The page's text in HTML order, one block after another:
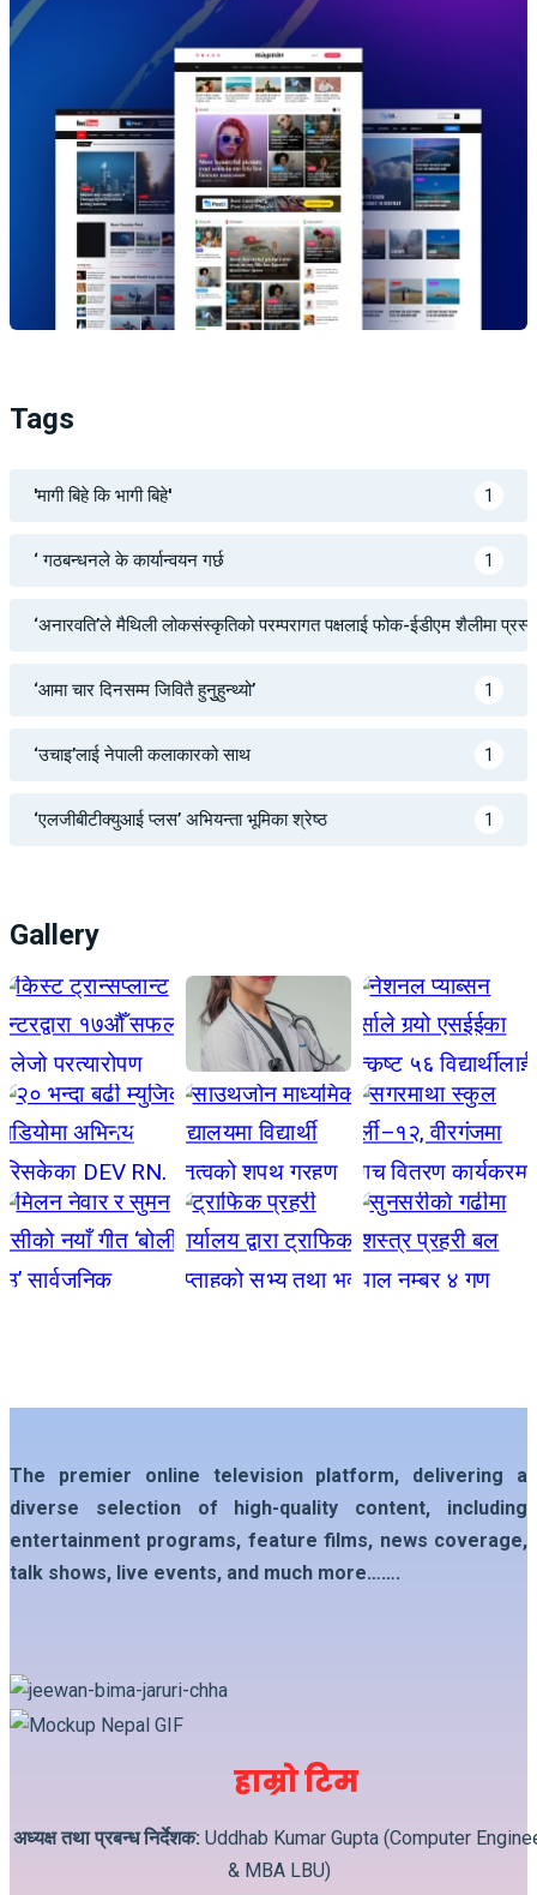
Tags
'मागी बिहे कि भागी बिहे' 1
‘ गठबन्धनले के कार्यान्वयन गर्छ 1
‘अनारवति’ले मैथिली लोकसंस्कृतिको परम्परागत पक्षलाई फोक-ईडीएम शैलीमा
‘आमा चार दिनसम्म जिवितै हुनुुहुन्थ्यो’ 1
‘उचाइ’लाई नेपाली कलाकारको साथ 1
‘एलजीबीटीक्युआई प्लस’ अभियन्ता भूमिका श्रेष्ठ 1
Gallery
The premier online television platform, delivering a
diverse selection of high-quality content, including
entertainment programs, feature films, news coverage,
talk shows, live events, and much more…….
हाम्रो टिम
अध्यक्ष तथा प्रबन्ध निर्देशक:Uddhab Kumar Gupta (Computer
& MBA LBU)